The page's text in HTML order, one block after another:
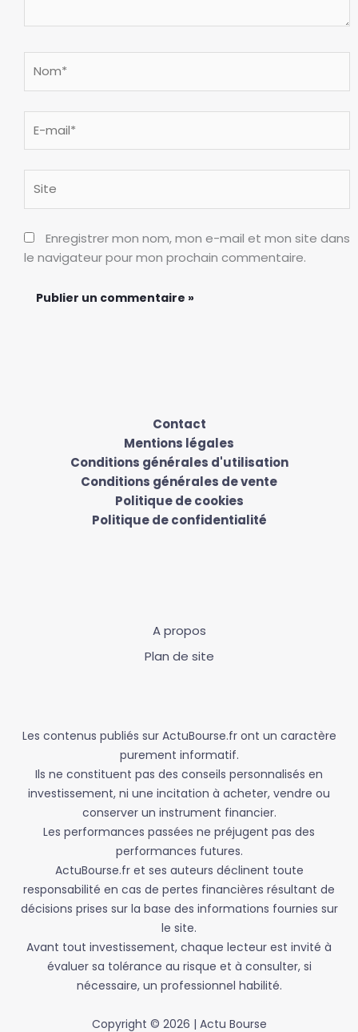
mail*
Enregistrer mon nom, mon e-mail et mon site dans
le navigateur pour mon prochain commentaire.
Contact
Mentions légales
Conditions générales d'utilisation
Conditions générales de vente
Politique de cookies
Politique de confidentialité
A propos
Plan de site
Les contenus publiés sur ActuBourse.fr ont un caractère
purement informatif.
Ils ne constituent pas des conseils personnalisés en
investissement, ni une incitation à acheter, vendre ou
conserver un instrument financier.
Les performances passées ne préjugent pas des
performances futures.
ActuBourse.fr et ses auteurs déclinent toute
responsabilité en cas de pertes financières résultant de
décisions prises sur la base des informations fournies sur
le site.
Avant tout investissement, chaque lecteur est invité à
évaluer sa tolérance au risque et à consulter, si
nécessaire, un professionnel habilité.
Copyright © 2026 | Actu Bourse